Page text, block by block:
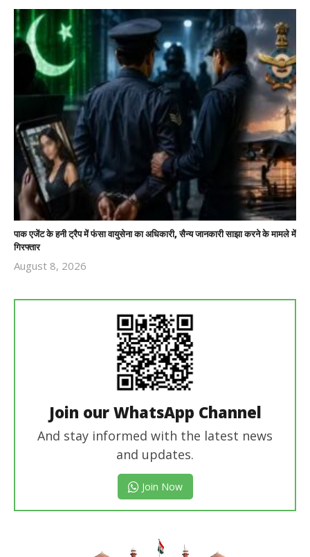
पाक एजेंट के हनी ट्रैप में फंसा वायुसेना का अधिकारी, सैन्य जानकारी साझा करने के मामले में
गिरफ्तार
August 8, 2026
Join our WhatsApp Channel
And stay informed with the latest news
and updates.
Join Now